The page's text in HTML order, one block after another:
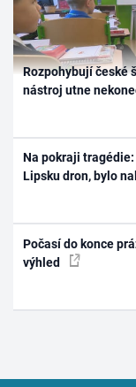
Rozpohybují české
nástroj utne
Na pokraji
Lipsku dron, bylo
Počasí do konce
výhled